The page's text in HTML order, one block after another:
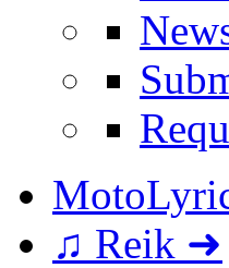
♫ Reik ➜